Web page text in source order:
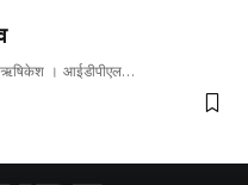
ऋषिकेश । आईडीपीएल…